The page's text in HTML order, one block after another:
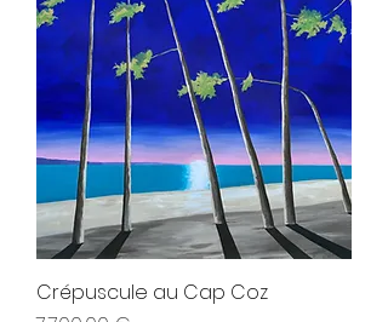
Crépuscule au Cap Coz